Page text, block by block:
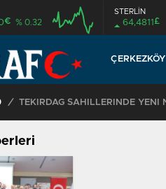
€ % 0.32
STERLİN
64,4811 £
ÇERKEZKÖY
/